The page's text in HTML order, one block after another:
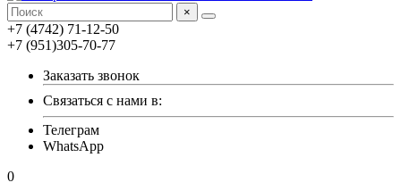
×
+7 (4742) 71-12-50
+7 (951)305-70-77
Заказать звонок
Связаться с нами в:
Телеграм
WhatsApp
0